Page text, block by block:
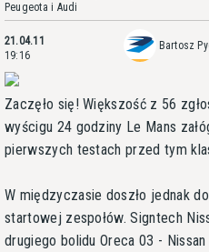
Peugeota i Audi
21.04.11
19:16
Bartosz
Zaczęło się! Większość z 56
wyścigu 24 godziny Le Mans
pierwszych testach przed tym
W międzyczasie doszło jednak
startowej zespołów. Signtech
drugiego bolidu Oreca 03 -